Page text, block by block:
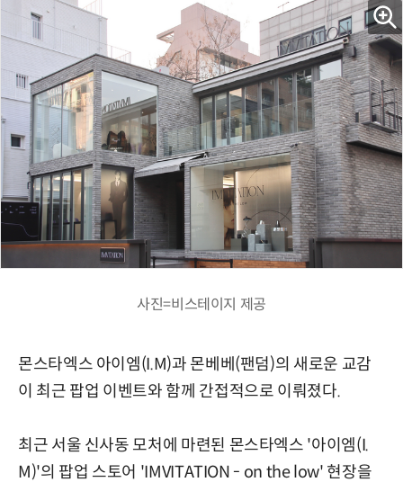
사진=비스테이지 제공
몬스타엑스 아이엠(I.M)과 몬베베(팬덤)의 새로운 교감
이 최근 팝업 이벤트와 함께 간접적으로 이뤄졌다.
최근 서울 신사동 모처에 마련된 몬스타엑스 '아이엠(I.
M)'의 팝업 스토어 'IMVITATION - on the low' 현장을